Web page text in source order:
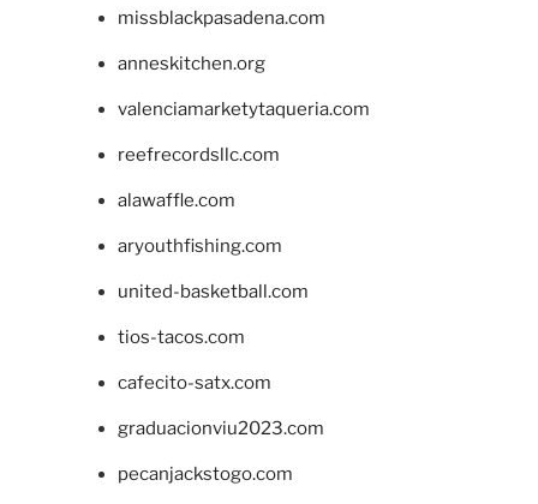
missblackpasadena.com
anneskitchen.org
valenciamarketytaqueria.com
reefrecordsllc.com
alawaffle.com
aryouthfishing.com
united-basketball.com
tios-tacos.com
cafecito-satx.com
graduacionviu2023.com
pecanjackstogo.com